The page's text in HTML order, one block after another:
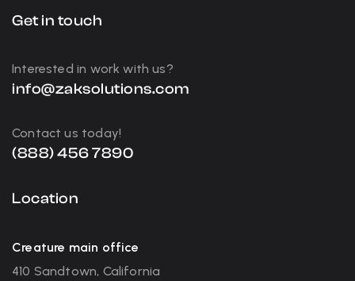
Get in touch
Interested in work with us?
info@zaksolutions.com
Contact us today!
(888) 456 7890
Location
Creature main office
410 Sandtown, California